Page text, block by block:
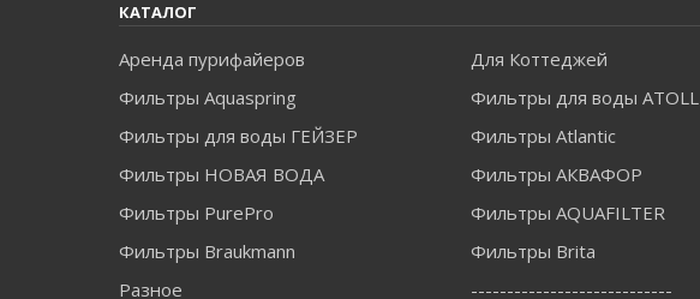
КАТАЛОГ
Аренда пурифайеров
Для Коттеджей
Фильтры Aquaspring
Фильтры для воды ATOLL
Фильтры для воды ГЕЙЗЕР
Фильтры Atlantic
Фильтры НОВАЯ ВОДА
Фильтры АКВАФОР
Фильтры PurePro
Фильтры AQUAFILTER
Фильтры Braukmann
Фильтры Brita
Разное
----------------------------